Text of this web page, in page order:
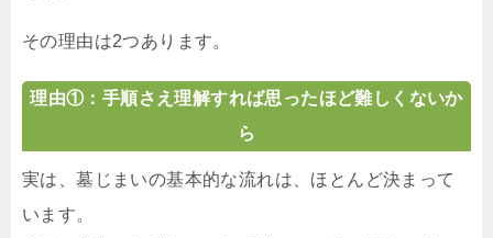
その理由は2つあります。
理由①：手順さえ理解すれば思ったほど難しくないか
ら
実は、墓じまいの基本的な流れは、ほとんど決まって
います。